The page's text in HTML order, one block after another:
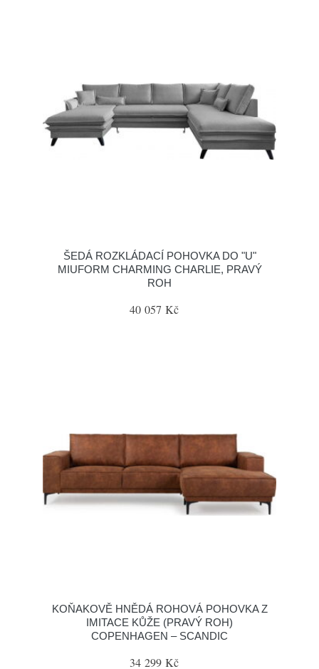
ŠEDÁ ROZKLÁDACÍ POHOVKA DO "U"
MIUFORM CHARMING CHARLIE, PRAVÝ
ROH
40 057 Kč
KOŇAKOVĚ HNĚDÁ ROHOVÁ POHOVKA Z
IMITACE KŮŽE (PRAVÝ ROH)
COPENHAGEN – SCANDIC
34 299 Kč